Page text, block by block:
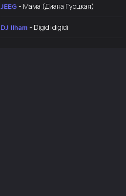
JEEG - Мама (Диана Гурцкая)
DJ Ilham - Digidi digidi